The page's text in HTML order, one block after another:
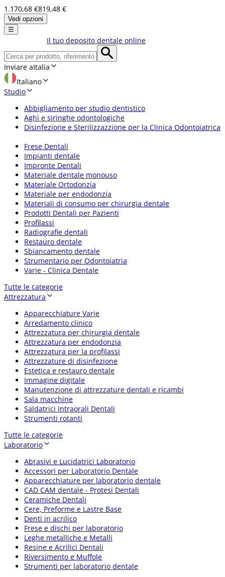
1.170,68 €819,48 €
Vedi opzioni
☰
Il tuo deposito dentale online
Inviare aItalia
Italiano
Studio
Abbigliamento per studio dentistico
Aghi e siringhe odontologiche
Disinfezione e Sterilizzazzione per la Clinica Odontoiatrica
Frese Dentali
Impianti dentale
Impronte Dentali
Materiale dentale monouso
Materiale Ortodonzia
Materiale per endodonzia
Materiali di consumo per chirurgia dentale
Prodotti Dentali per Pazienti
Profilassi
Radiografie dentali
Restauro dentale
Sbiancamento dentale
Strumentario per Odontoiatria
Varie - Clinica Dentale
Tutte le categorie
Attrezzatura
Apparecchiature Varie
Arredamento clinico
Attrezzatura per chirurgia dentale
Attrezzatura per endodonzia
Attrezzatura per la profilassi
Attrezzature di disinfezione
Estetica e restauro dentale
Immagine digitale
Manutenzione di attrezzature dentali e ricambi
Sala macchine
Saldatrici Intraorali Dentali
Strumenti rotanti
Tutte le categorie
Laboratorio
Abrasivi e Lucidatrici Laboratorio
Accessori per Laboratorio Dentale
Apparecchiature per laboratorio dentale
CAD CAM dentale - Protesi Dentali
Ceramiche Dentali
Cere, Preforme e Lastre Base
Denti in acrilico
Frese e dischi per laboratorio
Leghe metalliche e Metalli
Resine e Acrilici Dentali
Riversimento e Muffole
Strumenti per laboratorio dentale